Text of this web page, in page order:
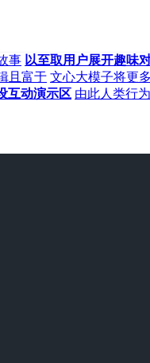
事 以至取用户展开趣味
且富于 文心大模子将更
互动演示区 由此人类行